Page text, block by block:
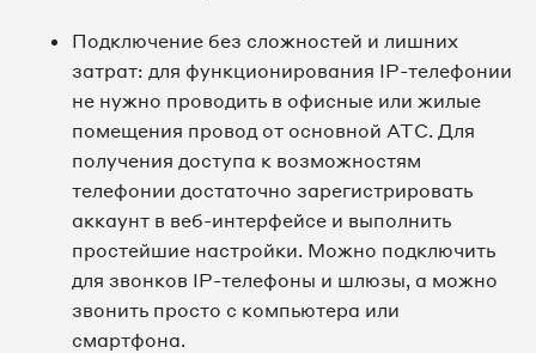
Подключение без сложностей и лишних
затрат: для функционирования IP-телефонии
не нужно проводить в офисные или жилые
помещения провод от основной АТС. Для
получения доступа к возможностям
телефонии достаточно зарегистрировать
аккаунт в веб-интерфейсе и выполнить
простейшие настройки. Можно подключить
для звонков IP-телефоны и шлюзы, а можно
звонить просто с компьютера или
смартфона.